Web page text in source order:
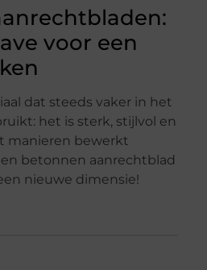
voor een
dat steeds vaker in het
het is sterk, stijlvol en
manieren bewerkt
betonnen aanrechtblad
nieuwe dimensie!